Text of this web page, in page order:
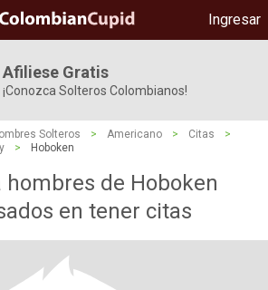
Ingresar
Afiliese Gratis
¡Conozca Solteros Colombianos!
Solteros > Americano > Citas
>
> Hoboken
hombres de Hoboken
​​en tener citas